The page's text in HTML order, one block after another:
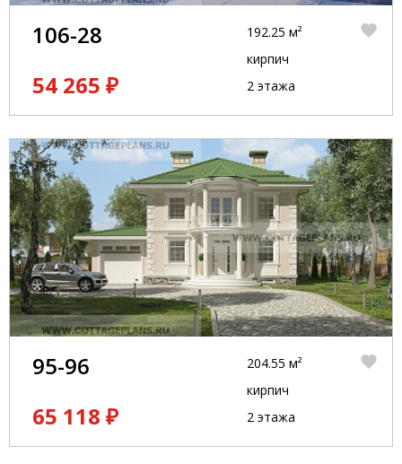
106-28
54 265 ₽
192.25 м²
кирпич
2 этажа
95-96
65 118 ₽
204.55 м²
кирпич
2 этажа